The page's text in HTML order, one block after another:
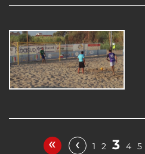
« ‹ 1 2 3 4 5